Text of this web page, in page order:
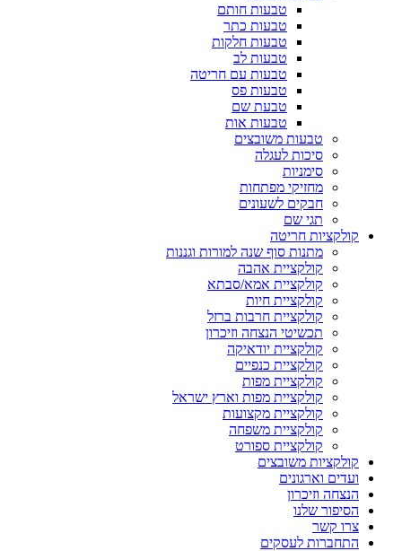
טבעות חותם
טבעות כתר
טבעות חלקות
טבעות לב
טבעות עם חריטה
טבעות פס
טבעת שם
טבעות אות
טבעות משובצים
סיכות לעגלה
סימניות
מחזיקי מפתחות
חבקים לשעונים
תגי שם
קולקציות חריטה
מתנות סוף שנה למורות וגננות
קולקציית אהבה
קולקציית אמא/סבתא
קולקציית חיות
קולקציית חרבות ברזל
תכשיטי הנצחה וזיכרון
קולקציית יודאיקה
קולקציית כנפיים
קולקציית מפות
קולקציית מפות וארץ ישראל
קולקציית מקצועות
קולקציית משפחה
קולקציית ספורט
קולקציות משובצים
ועדים וארגונים
הנצחה וזיכרון
הסיפור שלנו
צרו קשר
התחברות לעסקים